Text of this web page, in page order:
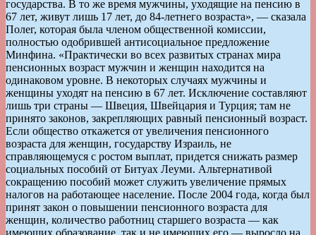
государства. В то же время мужчины, уходящие на пенсию в
67 лет, живут лишь 17 лет, до 84-летнего возраста», — сказала
Полег, которая была членом общественной комиссии,
полностью одобрившей антисоциальное предложение
Минфина. «Практически во всех развитых странах мира
пенсионных возраст мужчин и женщин находится на
одинаковом уровне. В некоторых случаях мужчины и
женщины уходят на пенсию в 67 лет. Исключение составляют
лишь три страны — Швеция, Швейцария и Турция; там не
принято законов, закрепляющих равный пенсионный возраст.
Если общество откажется от увеличения пенсионного
возраста для женщин, государству Израиль, не
справляющемуся с ростом выплат, придется снижать размер
социальных пособий от Битуах Леуми. Альтернативой
сокращению пособий может служить увеличение прямых
налогов на работающее население. После 2004 года, когда был
принят закон о повышении пенсионного возраста для
женщин, количество работниц старшего возраста — как
имеющих образование, так и не имеющих его — выросло на